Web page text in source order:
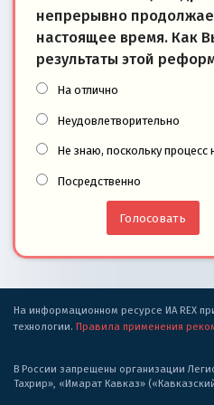
непрерывно
настоящее время. Как
результаты этой
На отлично
Неудовлетворительно
Не знаю, поскольку процесс
Посредственно
На информационном ресурсе ИА REX
технологии. Правила применения
В России запрещены организации
Тахрир», «Имарат Кавказ»